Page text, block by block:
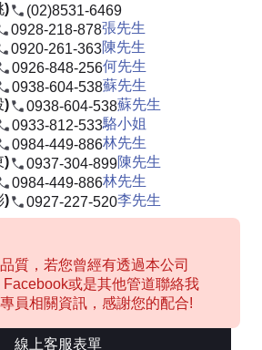
)
(02)8531-6469
0928-218-878張先生
0920-261-363陳先生
0926-848-256何先生
0938-604-538蘇先生
)
0938-604-538蘇先生
0933-812-533駱小姐
0984-449-886林先生
)
0937-304-899陳先生
0984-449-886林先生
)
0927-227-520李先生
質，若您曾經有透過本公司
Facebook或是其他管道聯絡我
員相關資訊，感謝您的配合!
線上客服表單